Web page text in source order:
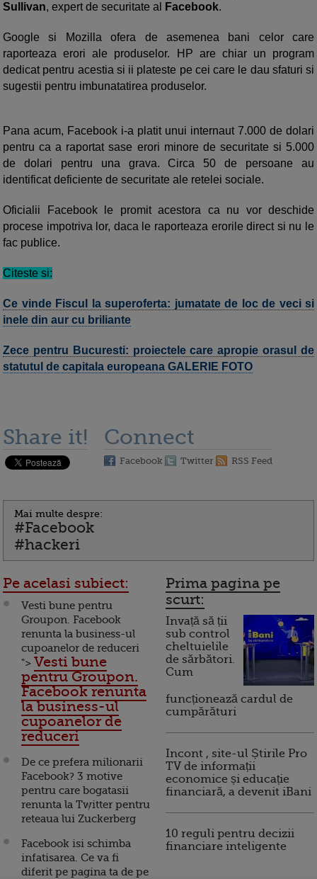
Sullivan, expert de securitate al Facebook.
Google si Mozilla ofera de asemenea bani celor care
raporteaza erori ale produselor. HP are chiar un program
dedicat pentru acestia si ii plateste pe cei care le dau sfaturi si
sugestii pentru imbunatatirea produselor.
Pana acum, Facebook i-a platit unui internaut 7.000 de dolari
pentru ca a raportat sase erori minore de securitate si 5.000
de dolari pentru una grava. Circa 50 de persoane au
identificat deficiente de securitate ale retelei sociale.
Oficialii Facebook le promit acestora ca nu vor deschide
procese impotriva lor, daca le raporteaza erorile direct si nu le
fac publice.
Citeste si:
Ce vinde Fiscul la superoferta: jumatate de loc de veci si
inele din aur cu briliante
Zece pentru Bucuresti: proiectele care apropie orasul de
statutul de capitala europeana GALERIE FOTO
Share it! Connect
Facebook Twitter RSS Feed
Mai multe despre:
#Facebook
#hackeri
Pe acelasi subiect:
Vesti bune pentru
Groupon. Facebook
renunta la business-ul
cupoanelor de reduceri
"> Vesti bune
pentru Groupon.
Facebook renunta
la business-ul
cupoanelor de
reduceri
De ce prefera milionarii
Facebook? 3 motive
pentru care bogatasii
renunta la Twitter pentru
reteaua lui Zuckerberg
Facebook isi schimba
infatisarea. Ce va fi
diferit pe pagina ta de pe
Prima pagina pe
scurt:
Invață să ții
sub control
cheltuielile
de sărbători.
Cum
funcționează cardul de
cumpărături
Incont , site-ul Știrile Pro
TV de informații
economice și educație
financiară, a devenit iBani
10 reguli pentru decizii
financiare inteligente